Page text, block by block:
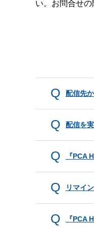
い。お問合せの
配信先
配信を
『PCA
リマイ
『PCA